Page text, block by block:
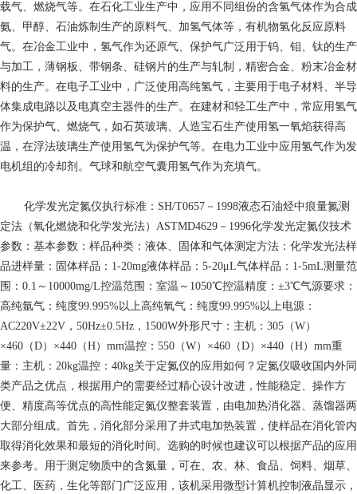
载气、燃烧气等。在石化工业生产中，应用不同组份的含氢气体作为合成
氨、甲醇、石油炼制生产的原料气、加氢气体等，有机物氢化反应原料
气。在冶金工业中，氢气作为还原气、保护气广泛用于钨、钼、钛的生产
与加工，薄钢板、带钢条、硅钢片的生产与轧制，精密合金、粉末冶金材
料的生产。在电子工业中，广泛使用高纯氢气，主要用于电子材料、半导
体集成电路以及电真空主器件的生产。在建材和轻工生产中，常应用氢气
作为保护气、燃烧气，如石英玻璃、人造宝石生产使用氢一氧焰获得高
温，在浮法玻璃生产使用氢气为保护气等。在电力工业中应用氢气作为发
电机组的冷却剂。气球和航空气囊用氢气作为充填气。
化学发光定氮仪执行标准：SH/T0657－1998液态石油烃中痕量氮测
定法（氧化燃烧和化学发光法）ASTMD4629－1996化学发光定氮仪技术
参数：基本参数：样品种类：液体、固体和气体测定方法：化学发光法样
品进样量：固体样品：1-20mg液体样品：5-20μL气体样品：1-5mL测量范
围：0.1～10000mg/L控温范围：室温～1050℃控温精度：±3℃气源要求：
高纯氩气：纯度99.995%以上高纯氧气：纯度99.995%以上电源：
AC220V±22V，50Hz±0.5Hz，1500W外形尺寸：主机：305（W）
×460（D）×440（H）mm温控：550（W）×460（D）×440（H）mm重
量：主机：20kg温控：40kg关于定氮仪的应用如何？定氮仪吸收国内外同
类产品之优点，根据用户的需要经过精心设计改进，性能稳定、操作方
便、精度高等优点的高性能定氮仪整套装置，由电加热消化器、蒸馏器两
大部分组成。首先，消化部分采用了井式电加热装置，使样品在消化管内
取得消化效果和最短的消化时间。选购的时候也建议可以根据产品的应用
来参考。用于测定物质中的含氮量，可在、农、林、食品、饲料、烟草、
化工、医药，生化等部门广泛应用，该机采用微型计算机控制液晶显示，